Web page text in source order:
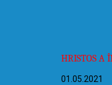
HRISTOS A
01.05.2021